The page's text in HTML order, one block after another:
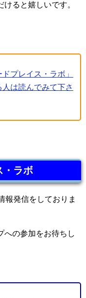
ると嬉しいです。
プレイス・ラボ」
は読んでみて下さ
・ラボ
報発信をしておりま
への参加をお待ちし